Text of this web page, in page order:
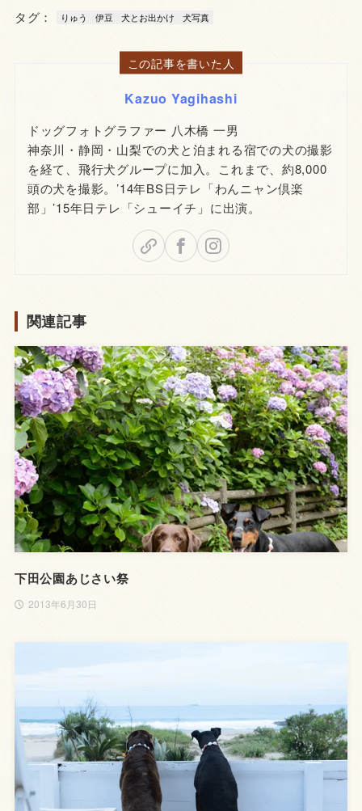
タグ： りゅう 伊豆 犬とお出かけ 犬写真
この記事を書いた人
Kazuo Yagihashi
ドッグフォトグラファー 八木橋 一男
神奈川・静岡・山梨での犬と泊まれる宿での犬の撮影
を経て、飛行犬グループに加入。これまで、約8,000
頭の犬を撮影。’14年BS日テレ「わんニャン倶楽
部」’15年日テレ「シューイチ」に出演。
関連記事
下田公園あじさい祭
2013年6月30日